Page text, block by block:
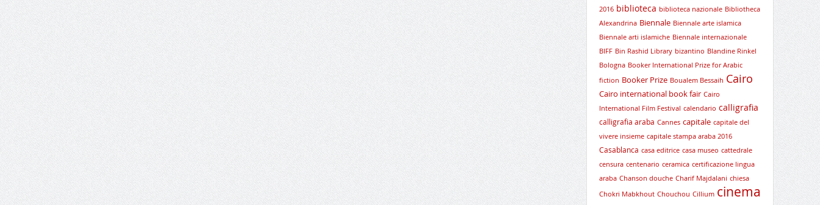
2016 biblioteca biblioteca nazionale Bibliotheca
Alexandrina Biennale Biennale arte islamica
Biennale arti islamiche Biennale internazionale
BIFF Bin Rashid Library bizantino Blandine Rinkel
Bologna Booker International Prize for Arabic
fiction Booker Prize Boualem Bessaih Cairo
Cairo international book fair Cairo
International Film Festival calendario calligrafia
calligrafia araba Cannes capitale capitale del
vivere insieme capitale stampa araba 2016
Casablanca casa editrice casa museo cattedrale
censura centenario ceramica certificazione lingua
araba Chanson douche Charif Majdalani chiesa
Chokri Mabkhout Chouchou Cillium cinema